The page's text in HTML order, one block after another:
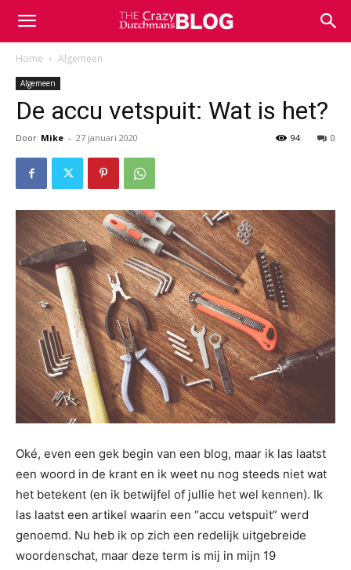
Home Algemeen
Algemeen
De accu vetspuit: Wat is het?
Door Mike - 27 januari 2020 0
94
Oké, even een gek begin van een blog, maar ik las laatst
een woord in de krant en ik weet nu nog steeds niet wat
het betekent (en ik betwijfel of jullie het wel kennen). Ik
las laatst een artikel waarin een “accu vetspuit” werd
genoemd. Nu heb ik op zich een redelijk uitgebreide
woordenschat, maar deze term is mij in mijn 19